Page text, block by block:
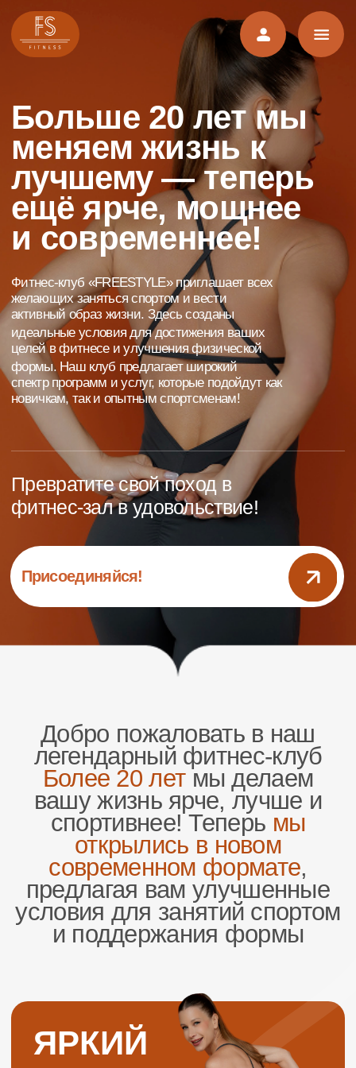
Больше 20 лет мы
меняем жизнь к
лучшему — теперь
ещё ярче, мощнее
и современнее!
Превратите свой поход в
фитнес-зал в удовольствие!
Фитнес-клуб «FREESTYLE» приглашает всех
желающих заняться спортом и вести
активный образ жизни. Здесь созданы
идеальные условия для достижения ваших
целей в фитнесе и улучшения физической
формы. Наш клуб предлагает широкий
спектр программ и услуг, которые подойдут как
новичкам, так и опытным спортсменам!
Присоединяйся!
Добро пожаловать в наш
легендарный фитнес-клуб
вашу жизнь ярче, лучше и
спортивнее! Теперь
открылись в новом
современном формате
предлагая вам улучшенные
условия для занятий спортом
и поддержания формы
ЛЕГЕНДАРНЫЙ
ЯРКИЙ